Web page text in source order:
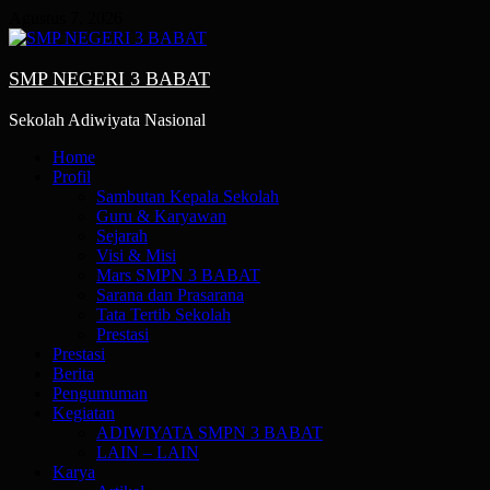
to
SMP NEGERI 3 BABAT
Sekolah Adiwiyata Nasional
PrimaryHome
Profil
Sambutan Kepala Sekolah
Guru & Karyawan
Sejarah
Visi & Misi
Mars SMPN 3 BABAT
Sarana dan Prasarana
Tata Tertib Sekolah
Prestasi
Prestasi
Berita
Pengumuman
Kegiatan
ADIWIYATA SMPN 3 BABAT
LAIN – LAIN
Karya